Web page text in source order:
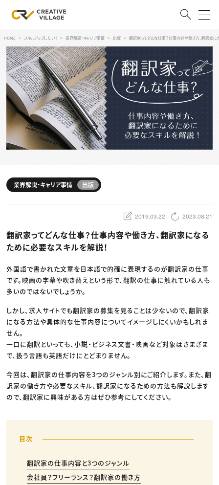
ログイン 会員登録
RECRUIT
クリエイター求人を探す
CREATIVE JOB求人検索
特集求人
採用説明会
スキルアップしたい！
デザイン
編集・ライティング
マーケティング
ディレクション
業界解説・キャリア事情
TOP Creator’s コラム
Webクリエイター
アプリクリエイター
ゲームクリエイター
映像クリエイター
クリエイターインタビュー
C＆R Magazine
セミナー
ニュース・トレンド トップ
Web
映像
ゲーム・エンタメ
出版
CREATIVE VILLAGEからのお知らせ
プロフェッショナル×つながる×メディア
HOME スキルアップしたい！ 業界解説・キャリア事情 出版 翻訳家ってどんな仕事？仕事内容や働き方、翻訳家に
業界解説・キャリア事情 出版
2019.03.22 2023.08.21
翻訳家ってどんな仕事？仕事内容や働き方、翻訳家になる
ために必要なスキルを解説！
外国語で書かれた文章を日本語で的確に表現するのが翻訳家の仕事
です。映画の字幕や吹き替えという形で、翻訳の仕事に触れている人も
多いのではないでしょうか。
しかし、求人サイトでも翻訳家の募集を見ることは少ないので、翻訳家
になる方法や具体的な仕事内容についてイメージしにくいかもしれま
せん。
一口に翻訳といっても、小説・ビジネス文書・映画など対象はさまざま
で、扱う言語も英語だけにとどまりません。
今回は、翻訳家の仕事内容を3つのジャンル別にご紹介します。また、翻
訳家の働き方や必要なスキル、翻訳家になるための方法も解説します
ので、翻訳家に興味がある方はぜひ参考にしてください。
翻訳家の仕事内容と3つのジャンル
会社員？フリーランス？翻訳家の働き方